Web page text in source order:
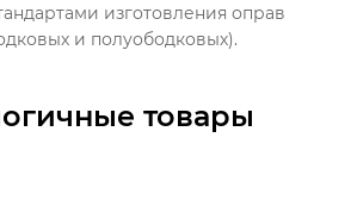
изготовления оправ
и полуободковых).
товары